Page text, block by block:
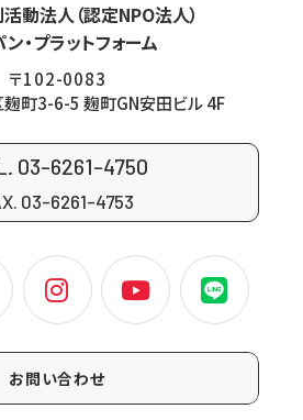
動法人（認定NPO法人）
・プラットフォーム
〒102-0083
町3-6-5 麹町GN安田ビル 4F
03-6261-4750
03-6261-4753
お問い合わせ